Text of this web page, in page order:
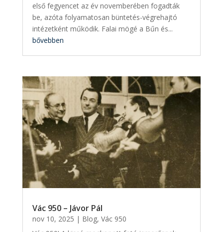
első fegyencet az év novemberében fogadták
be, azóta folyamatosan büntetés-végrehajtó
intézetként működik. Falai mögé a Bűn és...
bővebben
Vác 950 – Jávor Pál
nov 10, 2025 | Blog, Vác 950